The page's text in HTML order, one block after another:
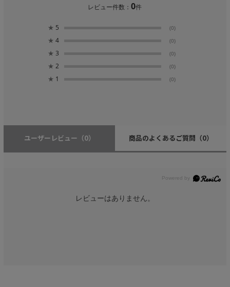
レビュー件数：0件
★ 5 (0)
★ 4 (0)
★ 3 (0)
★ 2 (0)
★ 1 (0)
ユーザーレビュー （0） 商品のよくあるご質問 （0）
レビューはありません。